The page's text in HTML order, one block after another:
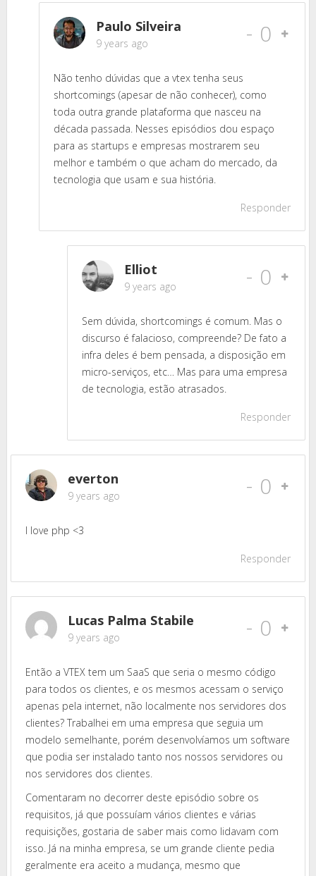
Paulo Silveira
9 years ago - 0
Não tenho dúvidas que a vtex tenha seus
shortcomings (apesar de não conhecer), como
toda outra grande plataforma que nasceu na
década passada. Nesses episódios dou espaço
para as startups e empresas mostrarem seu
melhor e também o que acham do mercado, da
tecnologia que usam e sua história.
Responder
Elliot
9 years ago - 0
Sem dúvida, shortcomings é comum. Mas o
discurso é falacioso, compreende? De fato a
infra deles é bem pensada, a disposição em
micro-serviços, etc… Mas para uma empresa
de tecnologia, estão atrasados.
Responder
everton
9 years ago - 0
I love php <3
Responder
Lucas Palma Stabile
9 years ago - 0
Então a VTEX tem um SaaS que seria o mesmo código
para todos os clientes, e os mesmos acessam o serviço
apenas pela internet, não localmente nos servidores dos
clientes? Trabalhei em uma empresa que seguia um
modelo semelhante, porém desenvolvíamos um software
que podia ser instalado tanto nos nossos servidores ou
nos servidores dos clientes.
Comentaram no decorrer deste episódio sobre os
requisitos, já que possuíam vários clientes e várias
requisições, gostaria de saber mais como lidavam com
isso. Já na minha empresa, se um grande cliente pedia
geralmente era aceito a mudança, mesmo que